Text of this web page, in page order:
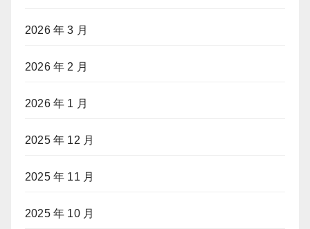
2026 年 3 月
2026 年 2 月
2026 年 1 月
2025 年 12 月
2025 年 11 月
2025 年 10 月